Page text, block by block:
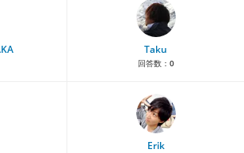
Taku
回答数： 0
Erik